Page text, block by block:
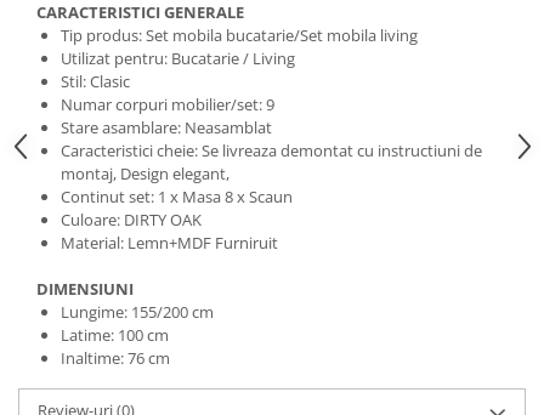
CARACTERISTICI GENERALE
Tip produs: Set mobila bucatarie/Set mobila living
Utilizat pentru: Bucatarie / Living
Stil: Clasic
Numar corpuri mobilier/set: 9
Stare asamblare: Neasamblat
Caracteristici cheie: Se livreaza demontat cu instructiuni de
montaj, Design elegant,
Continut set: 1 x Masa 8 x Scaun
Culoare: DIRTY OAK
Material: Lemn+MDF Furniruit
DIMENSIUNI
Lungime: 155/200 cm
Latime: 100 cm
Inaltime: 76 cm
Review-uri(0)